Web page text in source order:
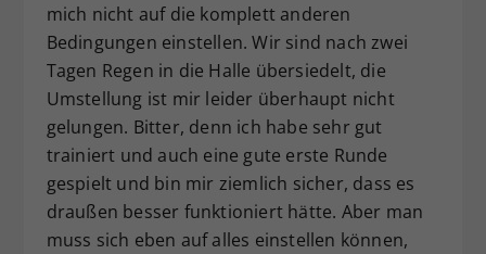
mich nicht auf die komplett anderen
Bedingungen einstellen. Wir sind nach zwei
Tagen Regen in die Halle übersiedelt, die
Umstellung ist mir leider überhaupt nicht
gelungen. Bitter, denn ich habe sehr gut
trainiert und auch eine gute erste Runde
gespielt und bin mir ziemlich sicher, dass es
draußen besser funktioniert hätte. Aber man
muss sich eben auf alles einstellen können,